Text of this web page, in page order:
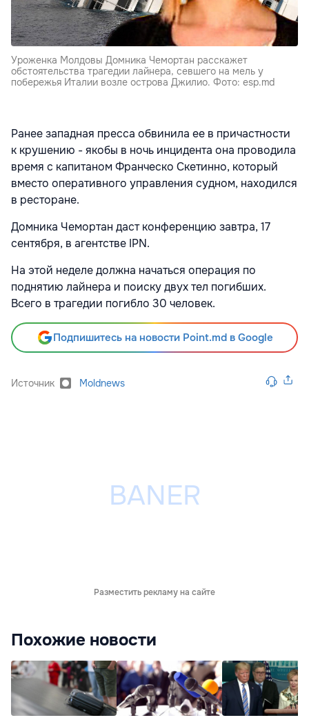
Уроженка Молдовы Домника Чемортан расскажет
обстоятельства трагедии лайнера, севшего на мель у
побережья Италии возле острова Джилио. Фото: esp.md
Ранее западная пресса обвинила ее в причастности
к крушению - якобы в ночь инцидента она проводила
время с капитаном Франческо Скетинно, который
вместо оперативного управления судном, находился
в ресторане.
Домника Чемортан даст конференцию завтра, 17
сентября, в агентстве IPN.
На этой неделе должна начаться операция по
поднятию лайнера и поиску двух тел погибших.
Всего в трагедии погибло 30 человек.
Подпишитесь на новости Point.md в Google
Источник Moldnews
Разместить рекламу на сайте
Похожие новости